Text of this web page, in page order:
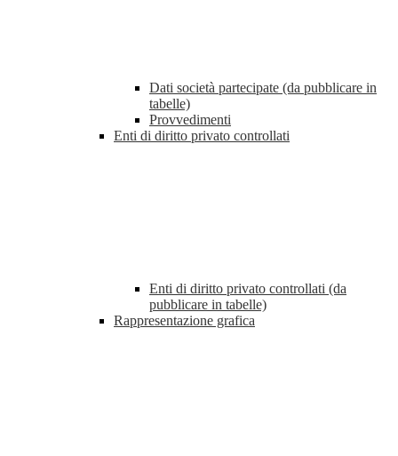
Dati società partecipate (da pubblicare in
tabelle)
Provvedimenti
Enti di diritto privato controllati
Enti di diritto privato controllati (da
pubblicare in tabelle)
Rappresentazione grafica